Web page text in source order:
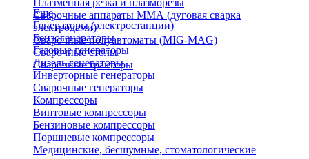
Плазменная резка и плазморезы
Сварочные аппараты ММА (дуговая сварка
электродами)
Сварочные полуавтоматы (MIG-MAG)
Сварочные столы
Сварочные тракторы
Еще
Генераторы (электростанции)
Бензогенераторы
Газовые генераторы
Дизель генераторы
Инверторные генераторы
Сварочные генераторы
Компрессоры
Винтовые компрессоры
Бензиновые компрессоры
Поршневые компрессоры
Медицинские, бесшумные, стоматологические